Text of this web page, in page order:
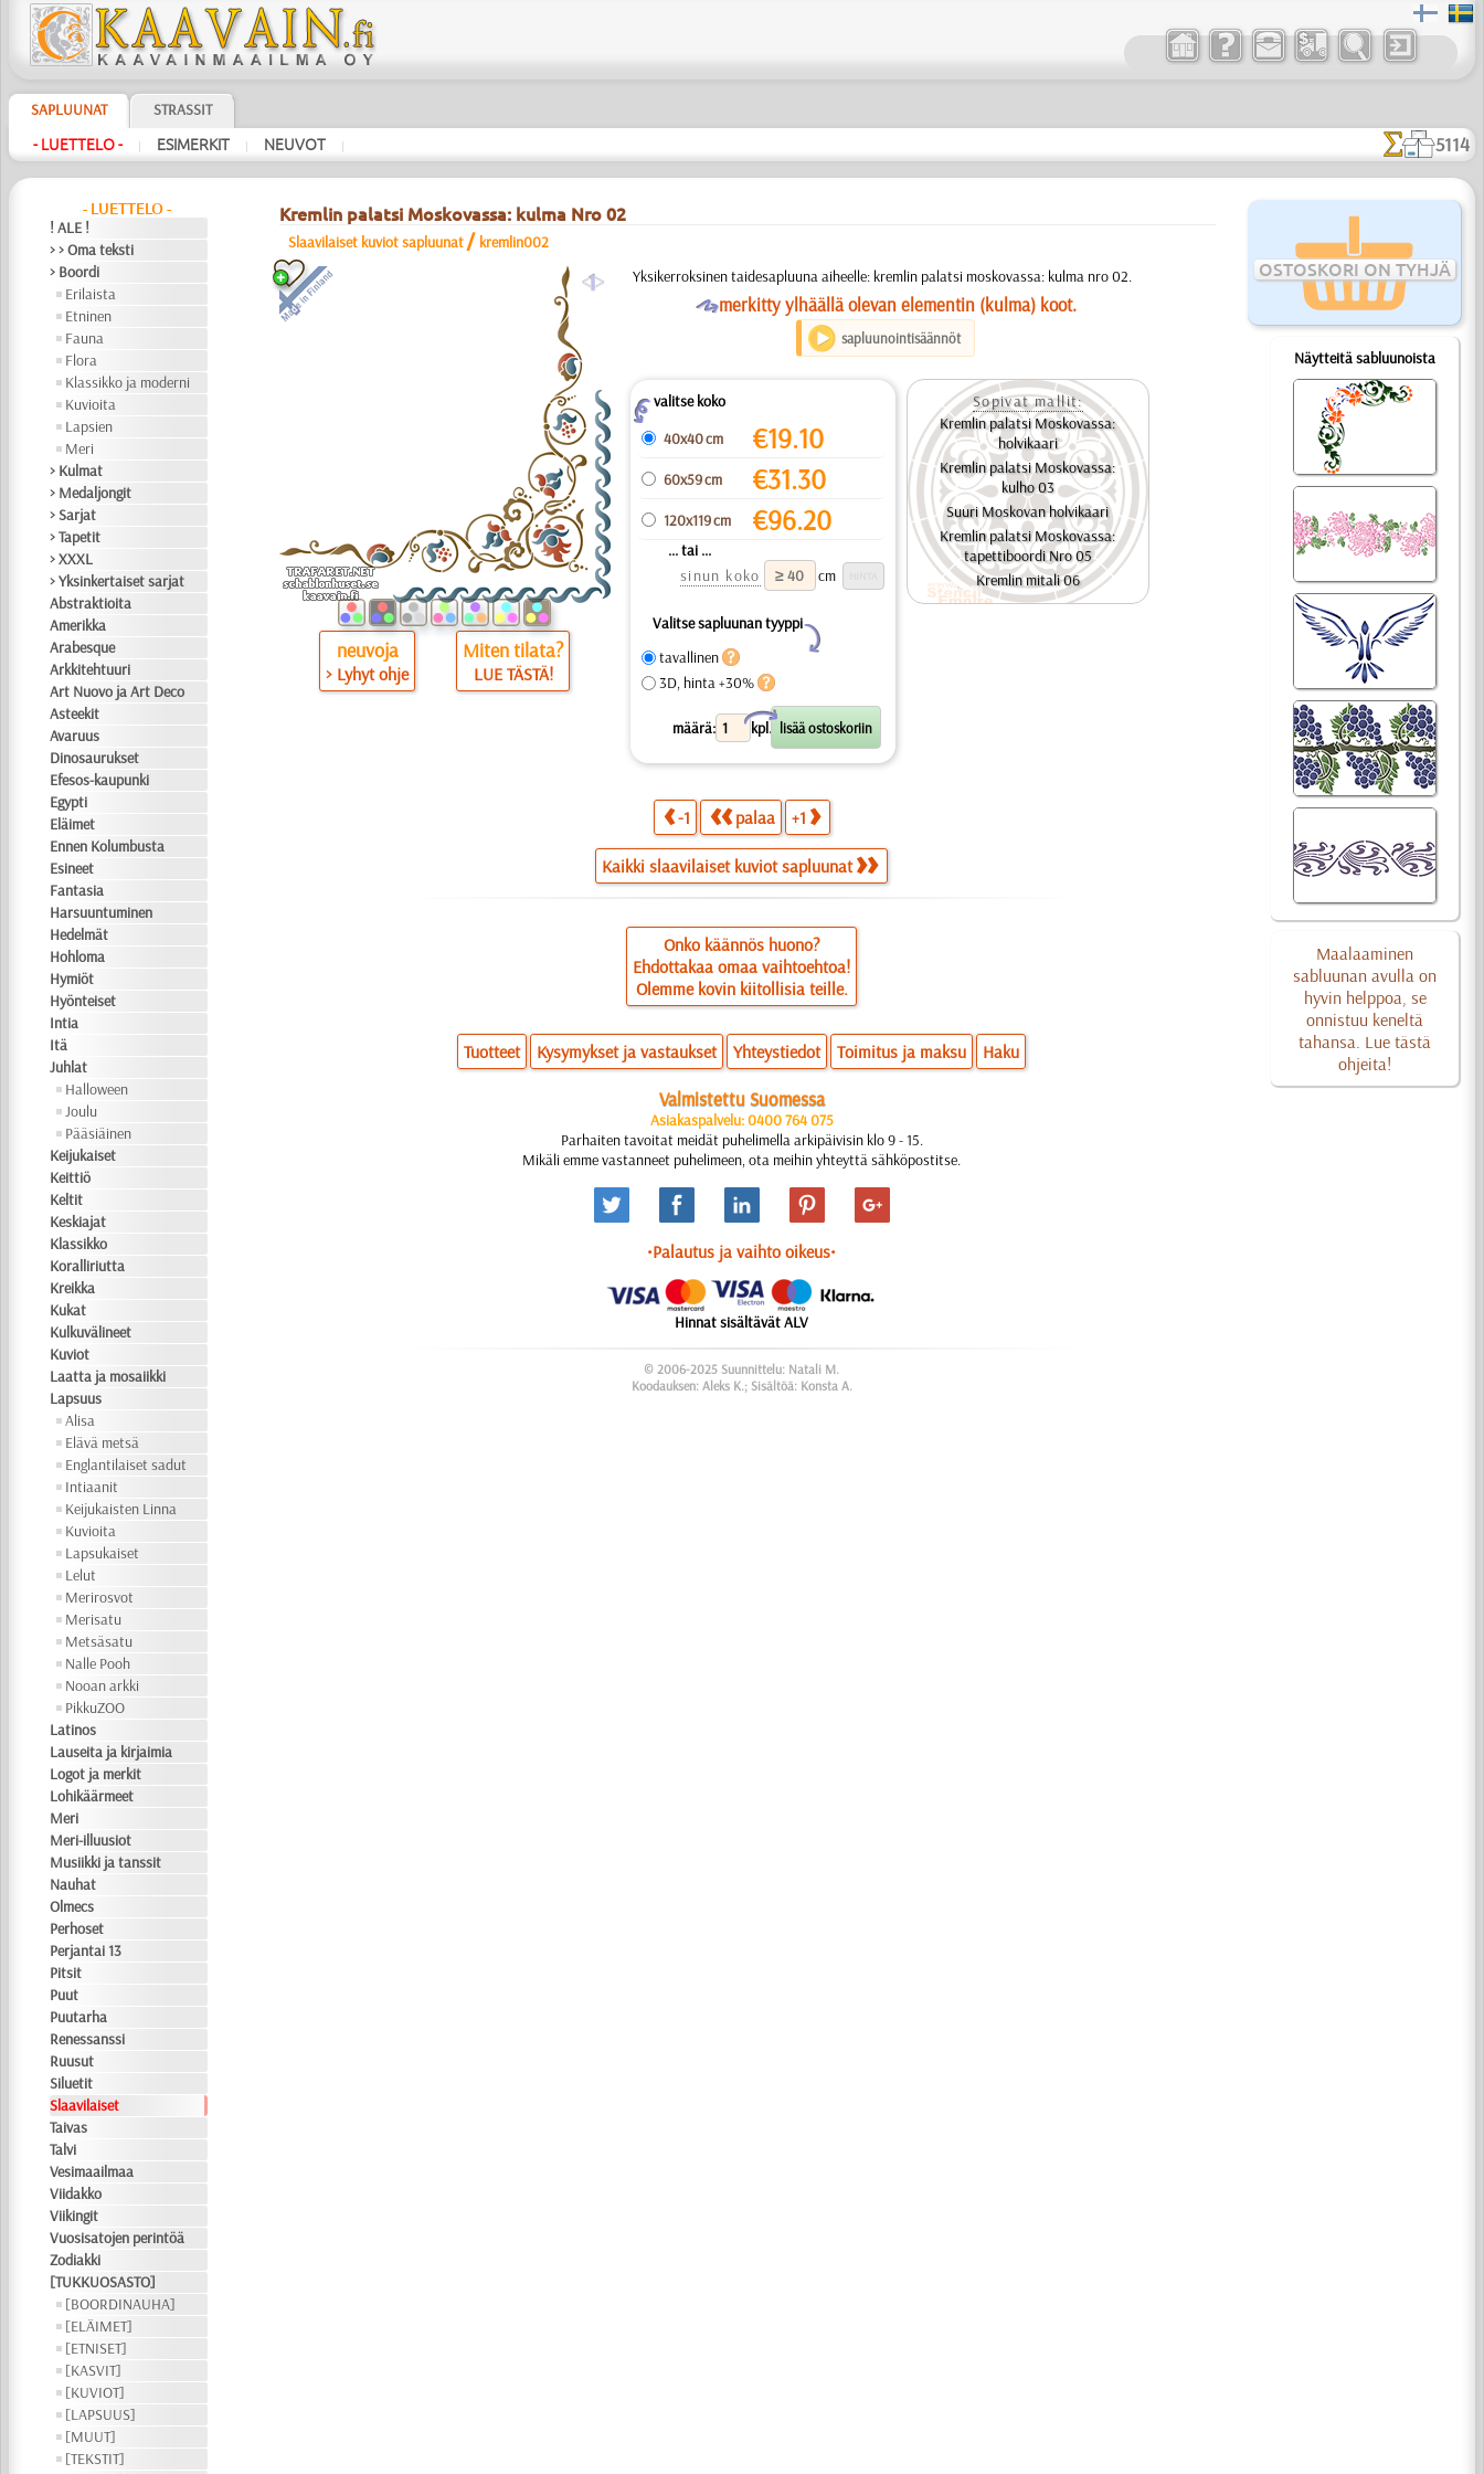
SAPLUUNAT STRASSIT
- LUETTELO - | ESIMERKIT | NEUVOT | 5114
- LUETTELO -
! ALE !
> > Oma teksti
> Boordi
Erilaista
Etninen
Fauna
Flora
Klassikko ja moderni
Kuvioita
Lapsien
Meri
> Kulmat
> Medaljongit
> Sarjat
> Tapetit
> XXXL
> Yksinkertaiset sarjat
Abstraktioita
Amerikka
Arabesque
Arkkitehtuuri
Art Nuovo ja Art Deco
Asteekit
Avaruus
Dinosaurukset
Efesos-kaupunki
Egypti
Eläimet
Ennen Kolumbusta
Esineet
Fantasia
Harsuuntuminen
Hedelmät
Hohloma
Hymiöt
Hyönteiset
Intia
Itä
Juhlat
Halloween
Joulu
Pääsiäinen
Keijukaiset
Keittiö
Keltit
Keskiajat
Klassikko
Koralliriutta
Kreikka
Kukat
Kulkuvälineet
Kuviot
Laatta ja mosaiikki
Lapsuus
Alisa
Elävä metsä
Englantilaiset sadut
Intiaanit
Keijukaisten Linna
Kuvioita
Lapsukaiset
Lelut
Merirosvot
Merisatu
Metsäsatu
Nalle Pooh
Nooan arkki
PikkuZOO
Latinos
Lauseita ja kirjaimia
Logot ja merkit
Lohikäärmeet
Meri
Meri-illuusiot
Musiikki ja tanssit
Nauhat
Olmecs
Perhoset
Perjantai 13
Pitsit
Puut
Puutarha
Renessanssi
Ruusut
Siluetit
Slaavilaiset
Taivas
Talvi
Vesimaailmaa
Viidakko
Viikingit
Vuosisatojen perintöä
Zodiakki
[TUKKUOSASTO]
[BOORDINAUHA]
[ELÄIMET]
[ETNISET]
[KASVIT]
[KUVIOT]
[LAPSUUS]
[MUUT]
[TEKSTIT]
OSTOSKORI ON TYHJÄ
Näytteitä sabluunoista
Maalaaminen
sabluunan avulla on
hyvin helppoa, se
onnistuu keneltä
tahansa. Lue tästä
ohjeita!
Kremlin palatsi Moskovassa: kulma Nro 02
Slaavilaiset kuviot sapluunat / kremlin002
a
neuvoja
> Lyhyt ohje
Miten tilata?
LUE TÄSTÄ!
Yksikerroksinen taidesapluuna aiheelle: kremlin palatsi moskovassa: kulma nro 02.
Omerkitty ylhäällä olevan elementin (kulma) koot.
sapluunointisäännöt
Zvalitse koko
40x40 cm
€19.10
60x59 cm €31.30
120x119 cm €96.20
... tai ...
sinun koko
cm
Valitse sapluunan tyyppi
Y
tavallinen
3D, hinta +30%
määrä: kpl.
X
Sopivat mallit:
Kremlin palatsi Moskovassa:
holvikaari
Kremlin palatsi Moskovassa:
kulho 03
Suuri Moskovan holvikaari
Kremlin palatsi Moskovassa:
tapettiboordi Nro 05
Kremlin mitali 06
-1 palaa +1
Kaikki slaavilaiset kuviot sapluunat
Onko käännös huono?
Ehdottakaa omaa vaihtoehtoa!
Olemme kovin kiitollisia teille.
Tuotteet Kysymykset ja vastaukset Yhteystiedot Toimitus ja maksu Haku
Valmistettu Suomessa
Asiakaspalvelu: 0400 764 075
Parhaiten tavoitat meidät puhelimella arkipäivisin klo 9 - 15.
Mikäli emme vastanneet puhelimeen, ota meihin yhteyttä sähköpostitse.
•Palautus ja vaihto oikeus•
Hinnat sisältävät ALV
© 2006-2025 Suunnittelu: Natali M.
Koodauksen: Aleks K.; Sisältöä: Konsta A.